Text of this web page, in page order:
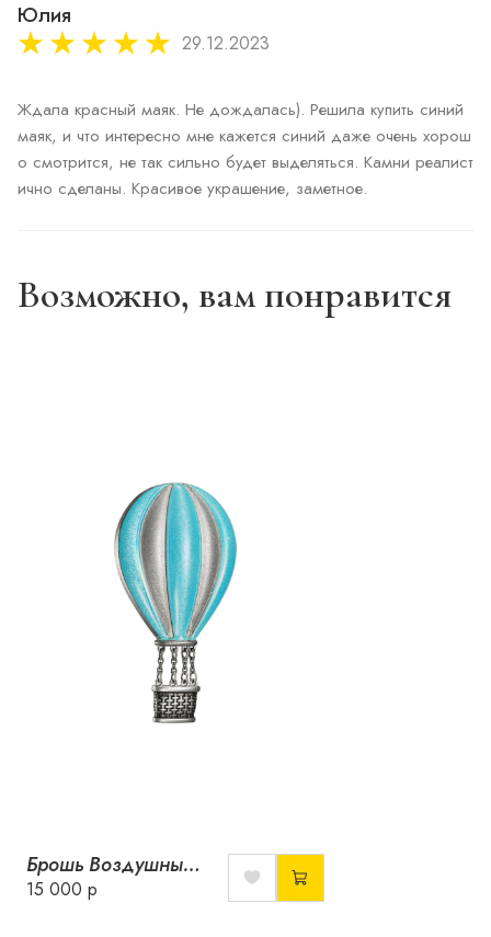
Юлия
29.12.2023
Ждала красный маяк. Не дождалась). Решила купить синий
маяк, и что интересно мне кажется синий даже очень хорош
о смотрится, не так сильно будет выделяться. Камни реалист
ично сделаны. Красивое украшение, заметное.
Возможно, вам понравится
Брошь Воздушный шар с горячей эмалью
15 000 р